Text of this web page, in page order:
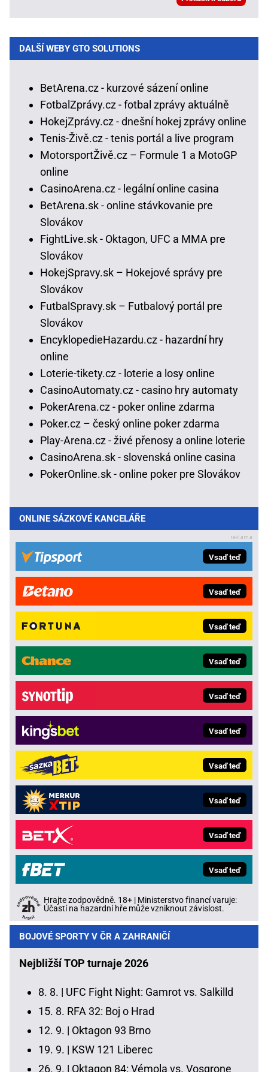
DALŠÍ WEBY GTO SOLUTIONS
BetArena.cz - kurzové sázení online
FotbalZprávy.cz - fotbal zprávy aktuálně
HokejZprávy.cz - dnešní hokej zprávy online
Tenis-Živě.cz - tenis portál a live program
MotorsportŽivě.cz – Formule 1 a MotoGP
online
CasinoArena.cz - legální online casina
BetArena.sk - online stávkovanie pre
Slovákov
FightLive.sk - Oktagon, UFC a MMA pre
Slovákov
HokejSpravy.sk – Hokejové správy pre
Slovákov
FutbalSpravy.sk – Futbalový portál pre
Slovákov
EncyklopedieHazardu.cz - hazardní hry
online
Loterie-tikety.cz - loterie a losy online
CasinoAutomaty.cz - casino hry automaty
PokerArena.cz - poker online zdarma
Poker.cz – český online poker zdarma
Play-Arena.cz - živé přenosy a online loterie
CasinoArena.sk - slovenská online casina
PokerOnline.sk - online poker pre Slovákov
ONLINE SÁZKOVÉ KANCELÁŘE
Vsaď teď
Vsaď teď
Vsaď teď
Vsaď teď
Vsaď teď
Vsaď teď
Vsaď teď
Vsaď teď
Vsaď teď
Vsaď teď
Hrajte zodpovědně. 18+ | Ministerstvo financí varuje:
Účastí na hazardní hře může vzniknout závislost.
BOJOVÉ SPORTY V ČR A ZAHRANIČÍ
Nejbližší TOP turnaje 2026
8. 8. | UFC Fight Night: Gamrot vs. Salkilld
15. 8. RFA 32: Boj o Hrad
12. 9. | Oktagon 93 Brno
19. 9. | KSW 121 Liberec
26. 9. | Oktagon 84: Vémola vs. Vosgrone